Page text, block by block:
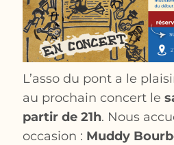
L’asso du pont a le
au prochain concert le
partir de 21h. Nous
occasion : Muddy